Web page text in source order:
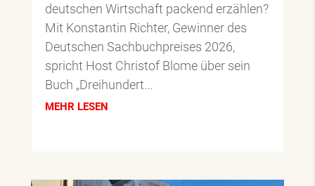
deutschen Wirtschaft packend erzählen?
Mit Konstantin Richter, Gewinner des
Deutschen Sachbuchpreises 2026,
spricht Host Christof Blome über sein
Buch „Dreihundert...
MEHR LESEN